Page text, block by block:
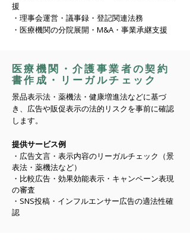
援
・理事会運営・議事録・登記関連法務
・医療機関の分院展開・M&A・事業承継支援
医療機関・介護事業者の契約
書作成・リーガルチェック
景品表示法・薬機法・健康増進法などに基づ
き、広告や販促表示の法的リスクを事前に確認
します。
提供サービス例
・ 広告文言・表示内容のリーガルチェック（景
表法・薬機法など）
・比較広告・効果効能表示・キャンペーン表現
の審査
・SNS投稿・インフルエンサー広告の適法性確
認